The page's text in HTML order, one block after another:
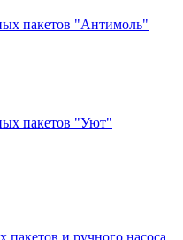
пакетов "Антимоль"
пакетов "Уют"